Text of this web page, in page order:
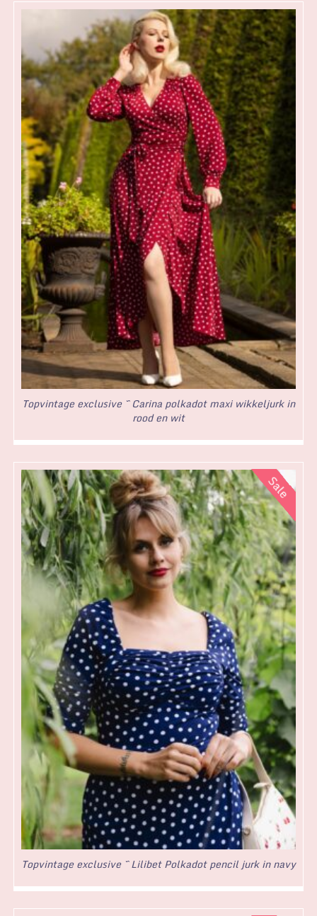
Topvintage exclusive ~ Carina polkadot maxi wikkeljurk in
rood en wit
Topvintage exclusive ~ Lilibet Polkadot pencil jurk in navy